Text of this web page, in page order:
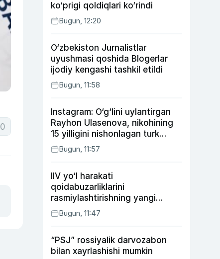
0
ko‘prigi qoldiqlari ko‘rindi
Bugun, 12:20
O‘zbekiston Jurnalistlar
uyushmasi qoshida Blogerlar
ijodiy kengashi tashkil etildi
Bugun, 11:58
Instagram: O‘g‘lini uylantirgan
Rayhon Ulasenova, nikohining
15 yilligini nishonlagan turk
aktyorlari va Kamelot qasriga
sayohat qilgan Zebo Rahimova
Bugun, 11:57
IIV yo‘l harakati
qoidabuzarliklarini
rasmiylashtirishning yangi
tartibini taklif qildi
Bugun, 11:47
“PSJ” rossiyalik darvozabon
bilan xayrlashishi mumkin